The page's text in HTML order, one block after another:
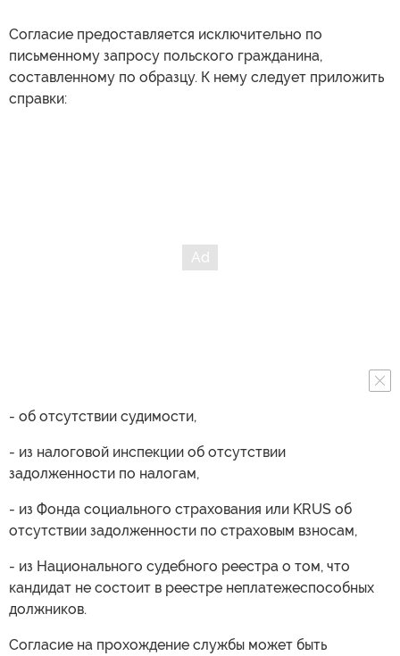
Согласие предоставляется исключительно по
письменному запросу польского гражданина,
составленному по образцу. К нему следует приложить
справки:
- об отсутствии судимости,
- из налоговой инспекции об отсутствии
задолженности по налогам,
- из Фонда социального страхования или KRUS об
отсутствии задолженности по страховым взносам,
- из Национального судебного реестра о том, что
кандидат не состоит в реестре неплатежеспособных
должников.
Согласие на прохождение службы может быть